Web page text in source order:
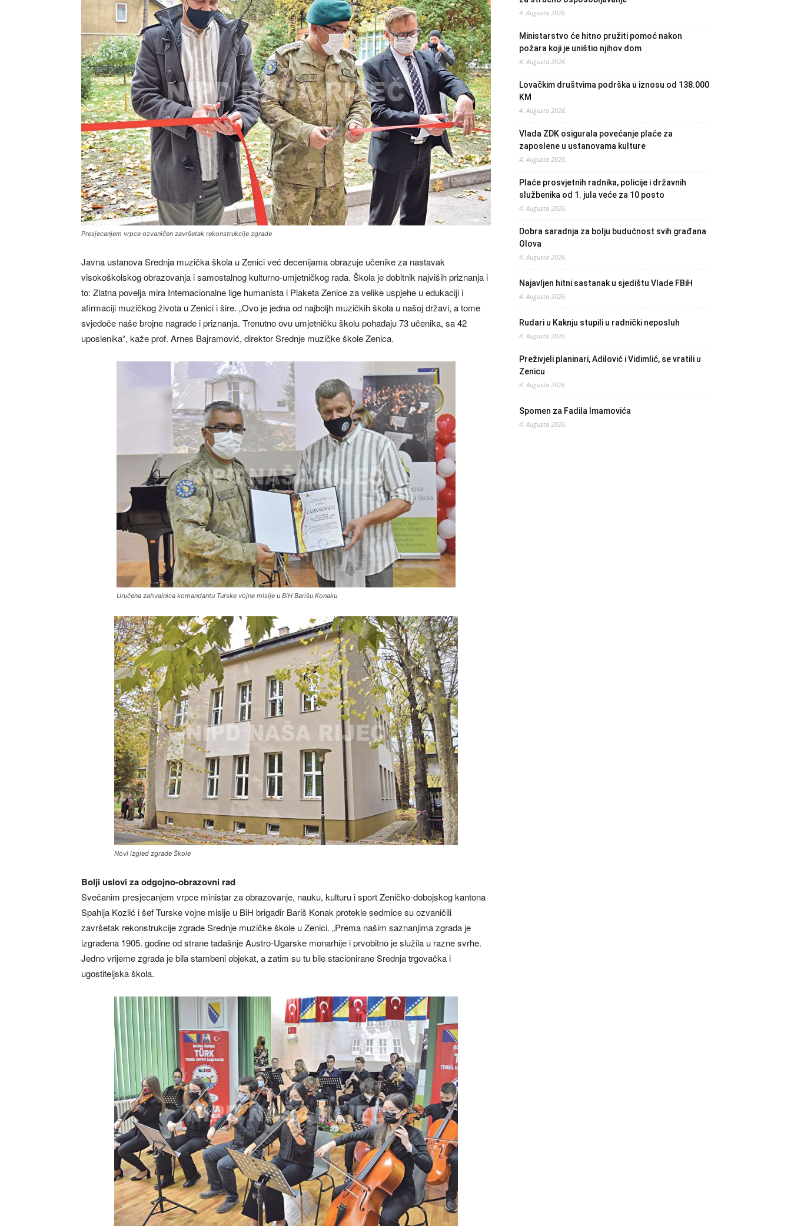
Presjecanjem vrpce ozvaničen završetak rekonstrukcije zgrade
Javna ustanova Srednja muzička škola u Zenici već decenijama obrazuje učenike za nastavak
visokoškolskog obrazovanja i samostalnog kulturno-umjetničkog rada. Škola je dobitnik najviših priznanja i
to: Zlatna povelja mira Internacionalne lige humanista i Plaketa Zenice za velike uspjehe u edukaciji i
afirmaciji muzičkog života u Zenici i šire. „Ovo je jedna od najboljh muzičkih škola u našoj državi, a tome
svjedoče naše brojne nagrade i priznanja. Trenutno ovu umjetničku školu pohađaju 73 učenika, sa 42
uposlenika“, kaže prof. Arnes Bajramović, direktor Srednje muzičke škole Zenica.
Uručena zahvalnica komandantu Turske vojne misije u BiH Barišu Konaku
Novi izgled zgrade Škole
Bolji uslovi za odgojno-obrazovni rad
Svečanim presjecanjem vrpce ministar za obrazovanje, nauku, kulturu i sport Zeničko-dobojskog kantona
Spahija Kozlić i šef Turske vojne misije u BiH brigadir Bariš Konak protekle sedmice su ozvaničili
završetak rekonstrukcije zgrade Srednje muzičke škole u Zenici. „Prema našim saznanjima zgrada je
izgrađena 1905. godine od strane tadašnje Austro-Ugarske monarhije i prvobitno je služila u razne svrhe.
Jedno vrijeme zgrada je bila stambeni objekat, a zatim su tu bile stacionirane Srednja trgovačka i
ugostiteljska škola.
4. Augusta 2026.
Ministarstvo će hitno pružiti pomoć nakon
požara koji je uništio njihov dom
4. Augusta 2026.
Lovačkim društvima podrška u iznosu od 138.000
KM
4. Augusta 2026.
Vlada ZDK osigurala povećanje plaće za
zaposlene u ustanovama kulture
4. Augusta 2026.
Plaće prosvjetnih radnika, policije i državnih
službenika od 1. jula veće za 10 posto
4. Augusta 2026.
Dobra saradnja za bolju budućnost svih građana
Olova
4. Augusta 2026.
Najavljen hitni sastanak u sjedištu Vlade FBiH
4. Augusta 2026.
Rudari u Kaknju stupili u radnički neposluh
4. Augusta 2026.
Preživjeli planinari, Adilović i Vidimlić, se vratili u
Zenicu
4. Augusta 2026.
Spomen za Fadila Imamovića
4. Augusta 2026.